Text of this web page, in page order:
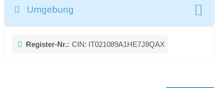
Umgebung
Register-Nr.: CIN: IT021089A1HE7J8QAX